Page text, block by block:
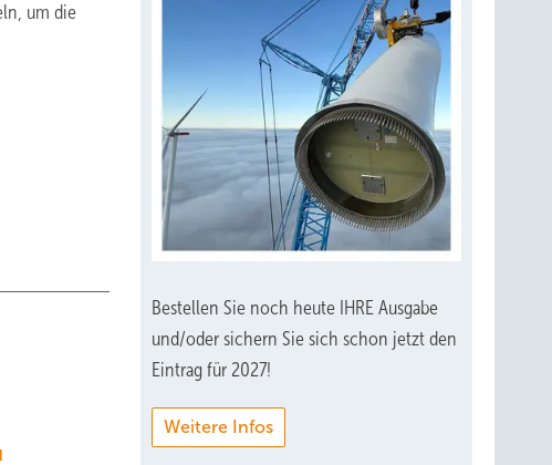
um die
Bestellen Sie noch heute IHRE Ausgabe
und/oder sichern Sie sich schon jetzt den
Eintrag für 2027!
Weitere Infos